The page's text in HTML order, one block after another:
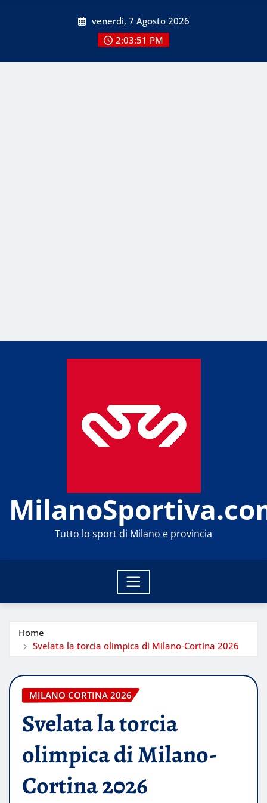
venerdì, 7 Agosto 2026
2:03:52 PM
Tutto lo sport di Milano e provincia
Home
Svelata la torcia olimpica di Milano-Cortina 2026
MILANO CORTINA 2026
Svelata la torcia
olimpica di Milano-
Cortina 2026